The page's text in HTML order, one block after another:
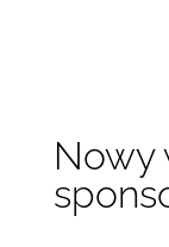
Nowy